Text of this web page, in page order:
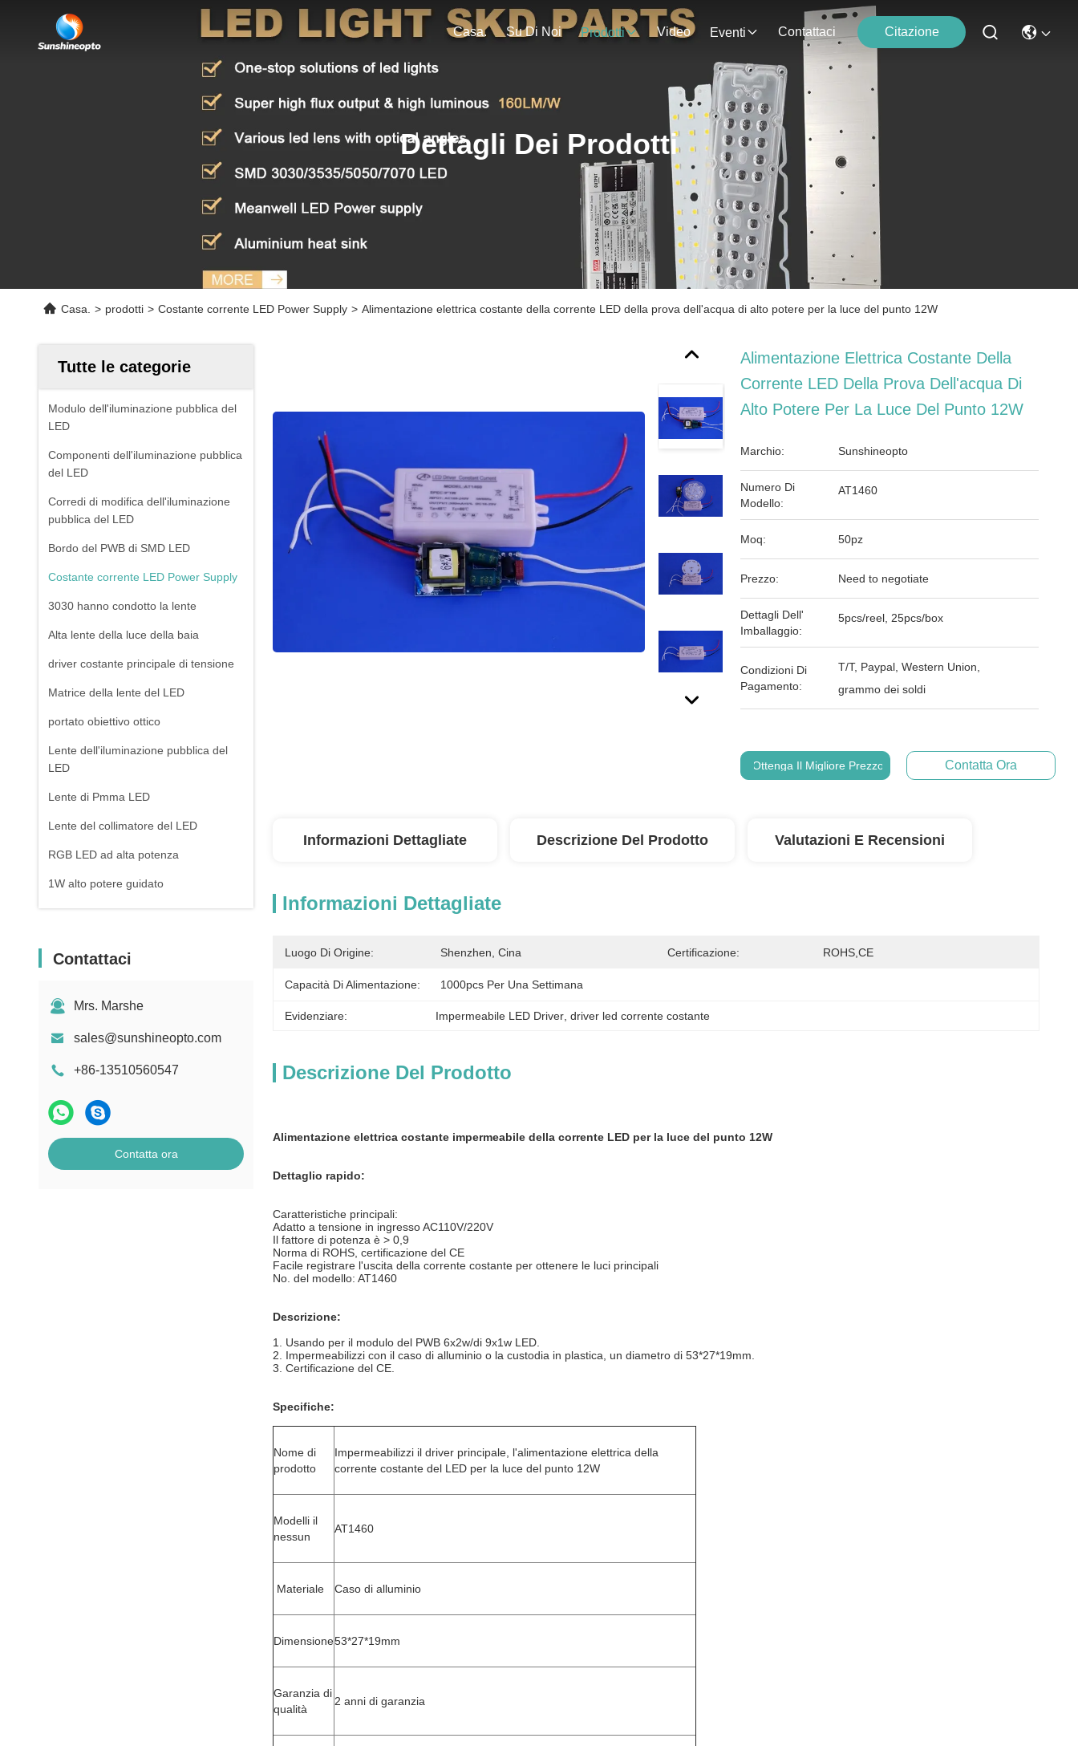
Casa. Su Di Noi Prodotti Video Eventi Contattaci Citazione
Dettagli Dei Prodotti
Casa. > prodotti > Costante corrente LED Power Supply > Alimentazione elettrica costante della corrente LED della prova dell'acqua di alto potere per la luce del punto 12W
Tutte le categorie
Modulo dell'iluminazione pubblica del
LED
Componenti dell'iluminazione pubblica
del LED
Corredi di modifica dell'iluminazione
pubblica del LED
Bordo del PWB di SMD LED
Costante corrente LED Power Supply
3030 hanno condotto la lente
Alta lente della luce della baia
driver costante principale di tensione
Matrice della lente del LED
portato obiettivo ottico
Lente dell'iluminazione pubblica del
LED
Lente di Pmma LED
Lente del collimatore del LED
RGB LED ad alta potenza
1W alto potere guidato
PANNOCCHIA LED di alto potere
Contattaci
Mrs. Marshe
sales@sunshineopto.com
+86-13510560547
Contatta ora
Alimentazione Elettrica Costante Della
Corrente LED Della Prova Dell'acqua Di
Alto Potere Per La Luce Del Punto 12W
Marchio: Sunshineopto
Numero Di
Modello:
AT1460
Moq: 50pz
Prezzo: Need to negotiate
Dettagli Dell'
Imballaggio:
5pcs/reel, 25pcs/box
Condizioni Di
Pagamento:
T/T, Paypal, Western Union,
grammo dei soldi
Ottenga Il Migliore Prezzo Contatta Ora
Informazioni Dettagliate Descrizione Del Prodotto Valutazioni E Recensioni
Informazioni Dettagliate
Luogo Di Origine: Shenzhen, Cina Certificazione: ROHS,CE
Capacità Di Alimentazione: 1000pcs Per Una Settimana
Evidenziare: Impermeabile LED Driver , driver led corrente costante
Descrizione Del Prodotto
Alimentazione elettrica costante impermeabile della corrente LED per la luce del punto 12W
Dettaglio rapido:
Caratteristiche principali:
Adatto a tensione in ingresso AC110V/220V
Il fattore di potenza è > 0,9
Norma di ROHS, certificazione del CE
Facile registrare l'uscita della corrente costante per ottenere le luci principali
No. del modello: AT1460
Descrizione:
1. Usando per il modulo del PWB 6x2w/di 9x1w LED.
2. Impermeabilizzi con il caso di alluminio o la custodia in plastica, un diametro di 53*27*19mm.
3. Certificazione del CE.
Specifiche:
Nome di
prodotto
Impermeabilizzi il driver principale, l'alimentazione elettrica della
corrente costante del LED per la luce del punto 12W
Modelli il
nessun
AT1460
Materiale Caso di alluminio
Dimensione53*27*19mm
Garanzia di
qualità
2 anni di garanzia